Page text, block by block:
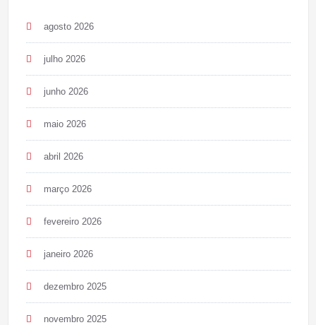
agosto 2026
julho 2026
junho 2026
maio 2026
abril 2026
março 2026
fevereiro 2026
janeiro 2026
dezembro 2025
novembro 2025